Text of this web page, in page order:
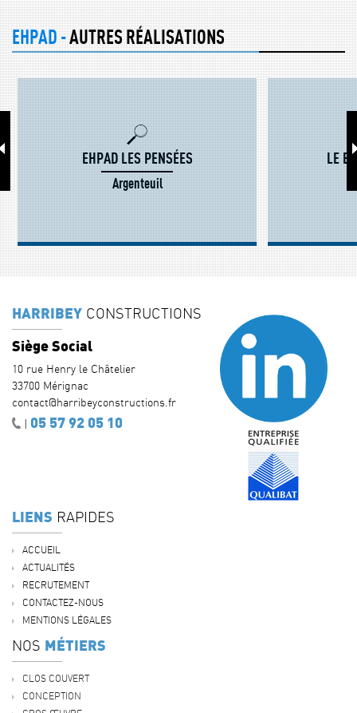
EHPAD -AUTRES RÉALISATIONS
EHPAD LES PENSÉES
Argenteuil
LE
HARRIBEY CONSTRUCTIONS
Siège Social
10 rue Henry le Châtelier
33700 Mérignac
contact@harribeyconstructions.fr
| 05 57 92 05 10
LIENS RAPIDES
ACCUEIL
ACTUALITÉS
RECRUTEMENT
CONTACTEZ-NOUS
MENTIONS LÉGALES
NOS MÉTIERS
CLOS COUVERT
CONCEPTION